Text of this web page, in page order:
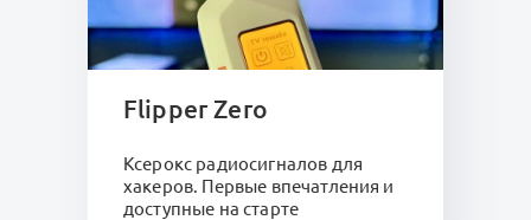
Flipper Zero
Ксерокс радиосигналов для
хакеров. Первые впечатления и
доступные на старте